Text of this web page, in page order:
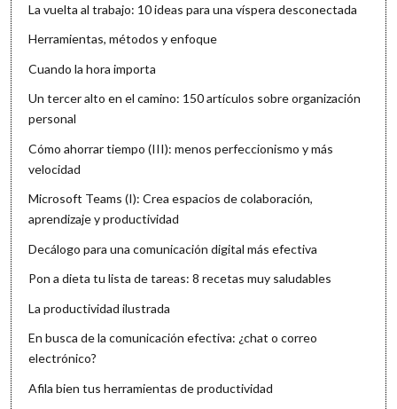
La vuelta al trabajo: 10 ideas para una víspera desconectada
Herramientas, métodos y enfoque
Cuando la hora importa
Un tercer alto en el camino: 150 artículos sobre organización
personal
Cómo ahorrar tiempo (III): menos perfeccionismo y más
velocidad
Microsoft Teams (I): Crea espacios de colaboración,
aprendizaje y productividad
Decálogo para una comunicación digital más efectiva
Pon a dieta tu lista de tareas: 8 recetas muy saludables
La productividad ilustrada
En busca de la comunicación efectiva: ¿chat o correo
electrónico?
Afila bien tus herramientas de productividad